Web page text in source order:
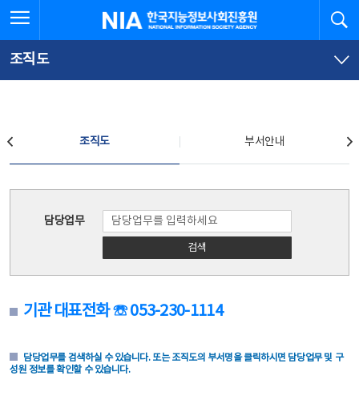
문
로
가
체
뉴
바
가
한국지능정보사회진흥원
조직도
조직도 부서안내
담당업무
검색
기관 대표전화 ☏ 053-230-1114
담당업무를 검색하실 수 있습니다. 또는 조직도의 부서명을 클릭하시면 담당업무 및 구
성원 정보를 확인할 수 있습니다.